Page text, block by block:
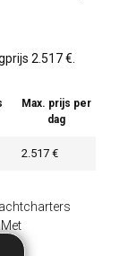
2.517 €.
Met
Max. prijs per
dag
2.517 €